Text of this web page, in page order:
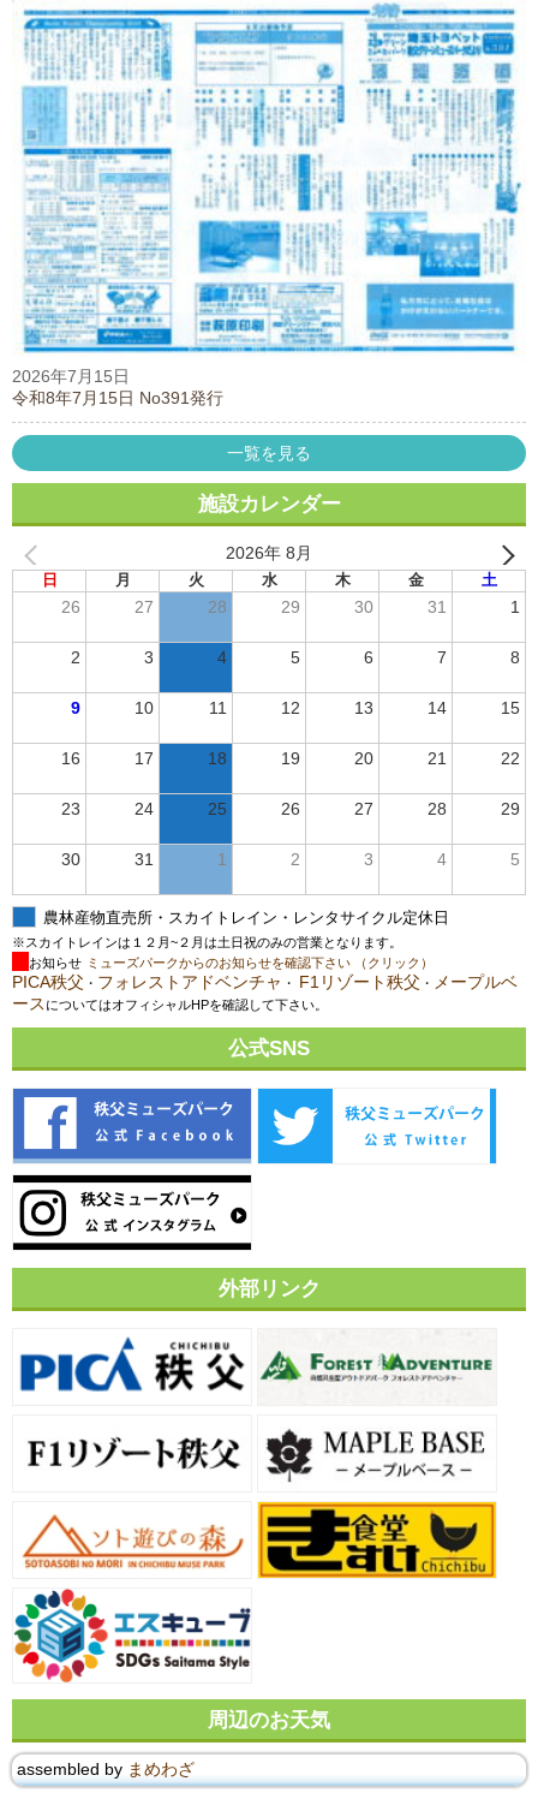
2026年7月15日
令和8年7月15日 No391発行
一覧を見る
施設カレンダー
2026年 8月
日 月 火 水 木 金 土
26 27 28 29 30 31 1
2 3 4 5 6 7 8
9 10 11 12 13 14 15
16 17 18 19 20 21 22
23 24 25 26 27 28 29
30 31 1 2 3 4 5
農林産物直売所・スカイトレイン・レンタサイクル定休日
※スカイトレインは１２月~２月は土日祝のみの営業となります。
お知らせ ミューズパークからのお知らせを確認下さい （クリック）
PICA秩父 ・ フォレストアドベンチャ ・ F1リゾート秩父 ・ メープルベ
ース についてはオフィシャルHPを確認して下さい。
公式SNS
外部リンク
周辺のお天気
assembled by まめわざ